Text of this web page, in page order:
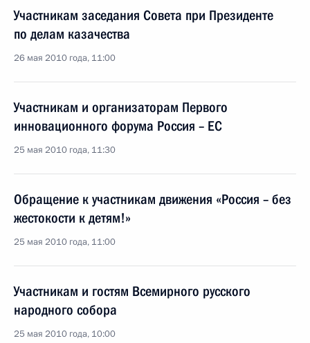
Участникам заседания Совета при Президенте
по делам казачества
26 мая 2010 года, 11:00
Участникам и организаторам Первого
инновационного форума Россия – ЕС
25 мая 2010 года, 11:30
Обращение к участникам движения «Россия – без
жестокости к детям!»
25 мая 2010 года, 11:00
Участникам и гостям Всемирного русского
народного собора
25 мая 2010 года, 10:00